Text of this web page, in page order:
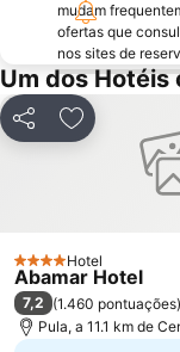
Is Mirrionis
Punta Molentis
Su Giudeu
Marina
Anfiteatro Romano
Spiaggia Solanas
Villanova
Cala Zafferano
mudam
ofertas que
nos sites de
Um dos Hotéis
PartilharAdicionar
4 Estrelas
Hotel
Abamar Hotel
7,2 (1.460 pontuações)
Pula, a 11.1 km de